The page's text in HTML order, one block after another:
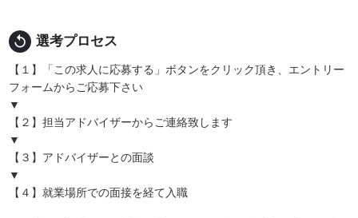
replay 選考プロセス
【１】「この求人に応募する」ボタンをクリック頂き、エントリー
フォームからご応募下さい
▼
【２】担当アドバイザーからご連絡致します
▼
【３】アドバイザーとの面談
▼
【４】就業場所での面接を経て入職